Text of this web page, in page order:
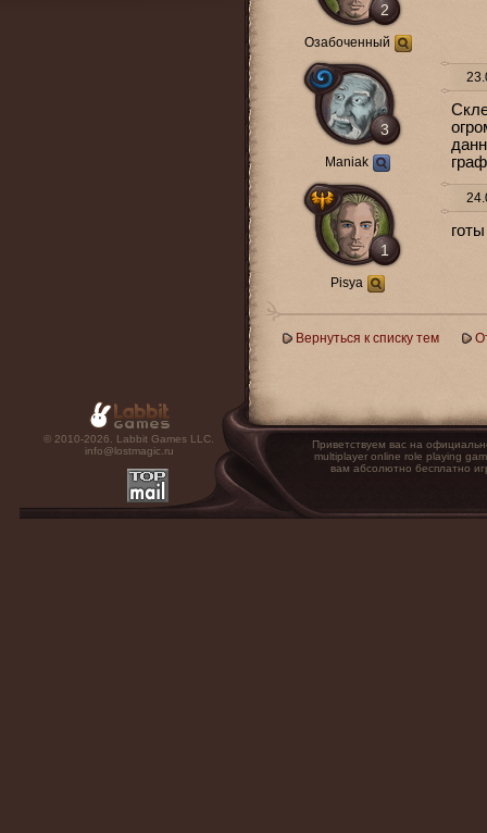
2
Озабоченный
3
Maniak
1
Pisya
Вернуться к списку тем
© 2010-2026. Labbit Games LLC.
info@lostmagic.ru
Приветствуем вас на
multiplayer online role playing
вам абсолютно бесплатно